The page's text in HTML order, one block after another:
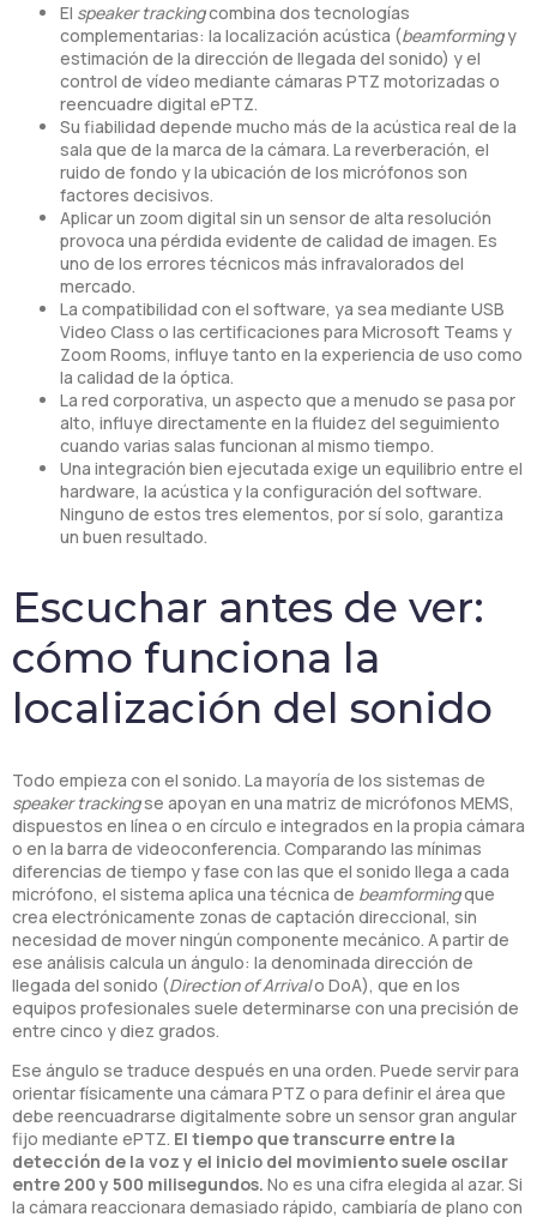
El speaker trackingcombina dos tecnologías
complementarias: la localización acústica (beamformingy
estimación de la dirección de llegada del sonido) y el
control de vídeo mediante cámaras PTZ motorizadas o
reencuadre digital ePTZ.
Su fiabilidad depende mucho más de la acústica real de la
sala que de la marca de la cámara. La reverberación, el
ruido de fondo y la ubicación de los micrófonos son
factores decisivos.
Aplicar un zoom digital sin un sensor de alta resolución
provoca una pérdida evidente de calidad de imagen. Es
uno de los errores técnicos más infravalorados del
mercado.
La compatibilidad con el software, ya sea mediante USB
Video Class o las certificaciones para Microsoft Teams y
Zoom Rooms, influye tanto en la experiencia de uso como
la calidad de la óptica.
La red corporativa, un aspecto que a menudo se pasa por
alto, influye directamente en la fluidez del seguimiento
cuando varias salas funcionan al mismo tiempo.
Una integración bien ejecutada exige un equilibrio entre el
hardware, la acústica y la configuración del software.
Ninguno de estos tres elementos, por sí solo, garantiza
un buen resultado.
Escuchar antes de ver:
cómo funciona la
localización del sonido
Todo empieza con el sonido. La mayoría de los sistemas de
speaker trackingse apoyan en una matriz de micrófonos MEMS,
dispuestos en línea o en círculo e integrados en la propia cámara
o en la barra de videoconferencia. Comparando las mínimas
diferencias de tiempo y fase con las que el sonido llega a cada
micrófono, el sistema aplica una técnica de beamformingque
crea electrónicamente zonas de captación direccional, sin
necesidad de mover ningún componente mecánico. A partir de
ese análisis calcula un ángulo: la denominada dirección de
llegada del sonido (Direction of Arrivalo DoA), que en los
equipos profesionales suele determinarse con una precisión de
entre cinco y diez grados.
Ese ángulo se traduce después en una orden. Puede servir para
orientar físicamente una cámara PTZ o para definir el área que
debe reencuadrarse digitalmente sobre un sensor gran angular
fijo mediante ePTZ. El tiempo que transcurre entre la
detección de la voz y el inicio del movimiento suele oscilar
entre 200 y 500 milisegundos. No es una cifra elegida al azar. Si
la cámara reaccionara demasiado rápido, cambiaría de plano con